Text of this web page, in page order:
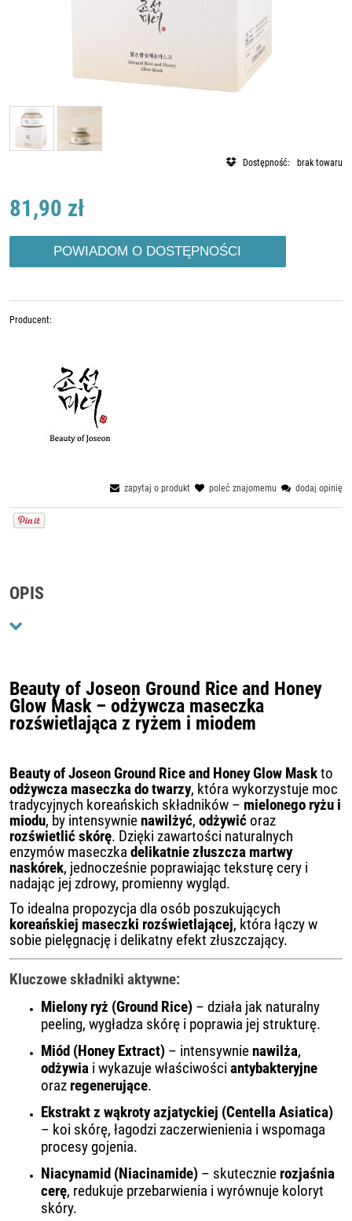
Dostępność: brak towaru
81,90 zł
POWIADOM O DOSTĘPNOŚCI
Producent:
zapytaj o produkt poleć znajomemu dodaj opinię
OPIS
Beauty of Joseon Ground Rice and Honey
Glow Mask – odżywcza maseczka
rozświetlająca z ryżem i miodem
Beauty of Joseon Ground Rice and Honey Glow Maskto
odżywcza maseczka do twarzy, która wykorzystuje moc
tradycyjnych koreańskich składników – mielonego ryżu i
miodu, by intensywnienawilżyć, odżywićoraz
rozświetlić skórę. Dzięki zawartości naturalnych
enzymów maseczka delikatnie złuszcza martwy
naskórek, jednocześnie poprawiając teksturę cery i
nadając jej zdrowy, promienny wygląd.
To idealna propozycja dla osób poszukujących
koreańskiej maseczki rozświetlającej, która łączy w
sobie pielęgnację i delikatny efekt złuszczający.
Kluczowe składniki aktywne:
Mielony ryż (Ground Rice) – działa jak naturalny
peeling, wygładza skórę i poprawia jej strukturę.
Miód (Honey Extract) – intensywnienawilża,
odżywia i wykazuje właściwości antybakteryjne
oraz regenerujące.
Ekstrakt z wąkroty azjatyckiej (Centella Asiatica)
– koi skórę, łagodzi zaczerwienienia i wspomaga
procesy gojenia.
Niacynamid (Niacinamide) – skutecznie rozjaśnia
cerę, redukuje przebarwienia i wyrównuje koloryt
skóry.